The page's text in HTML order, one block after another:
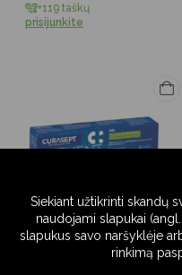
+119 taškų
prisijunkite
PREVENT kasdienis gelis